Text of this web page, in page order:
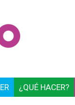
¿QUÉ HACER?